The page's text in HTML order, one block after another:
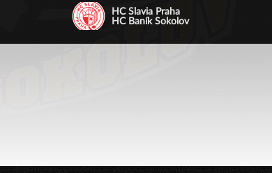
HC Slavia Praha
HC Baník Sokolov